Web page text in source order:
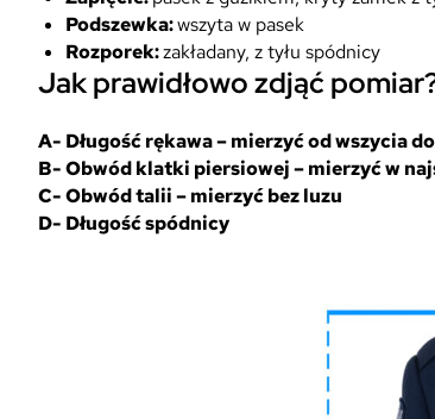
Podszewka:wszyta w pasek
Rozporek:zakładany, z tyłu spódnicy
Jak prawidłowo zdjąć
A- Długość rękawa – mierzyć od wszycia
B- Obwód klatki piersiowej – mierzyć w
C- Obwód talii – mierzyć bez luzu
D- Długość spódnicy